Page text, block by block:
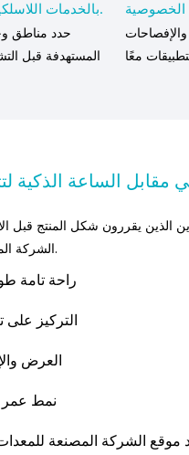
بالخدمات اللاسلكية والمنتجات.
حدد مناطق
المستهدفة قبل
الخصوصية
معًا
مقابل الساعة الذكية
الذين يقررون شكل المنتج قبل
الشركة المصنعة الأصلية.
راحة تامة
التركيز على
العرض
نمط عمر
موقع الشركة المصنعة